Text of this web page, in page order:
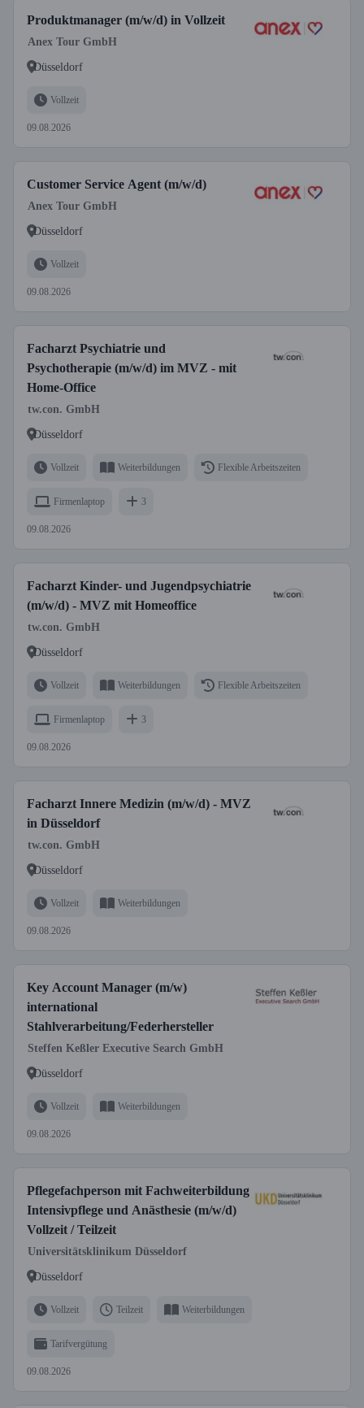
Produktmanager (m/w/d) in Vollzeit
Anex Tour GmbH
Düsseldorf
Vollzeit
09.08.2026
Customer Service Agent (m/w/d)
Anex Tour GmbH
Düsseldorf
Vollzeit
09.08.2026
Facharzt Psychiatrie und
Psychotherapie (m/w/d) im MVZ - mit
Home-Office
tw.con. GmbH
Düsseldorf
Vollzeit Weiterbildungen Flexible Arbeitszeiten
Firmenlaptop 3
09.08.2026
Facharzt Kinder- und Jugendpsychiatrie
(m/w/d) - MVZ mit Homeoffice
tw.con. GmbH
Düsseldorf
Vollzeit Weiterbildungen Flexible Arbeitszeiten
Firmenlaptop 3
09.08.2026
Facharzt Innere Medizin (m/w/d) - MVZ
in Düsseldorf
tw.con. GmbH
Düsseldorf
Vollzeit Weiterbildungen
09.08.2026
Key Account Manager (m/w)
international
Stahlverarbeitung/Federhersteller
Steffen Keßler Executive Search GmbH
Düsseldorf
Vollzeit Weiterbildungen
09.08.2026
Pflegefachperson mit Fachweiterbildung
Intensivpflege und Anästhesie (m/w/d)
Vollzeit / Teilzeit
Universitätsklinikum Düsseldorf
Düsseldorf
Vollzeit Teilzeit Weiterbildungen
Tarifvergütung
09.08.2026